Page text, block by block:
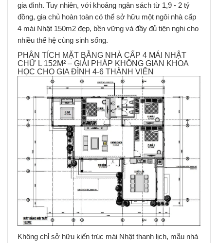
gia đình. Tuy nhiên, với khoảng ngân sách từ 1,9 - 2 tỷ
đồng, gia chủ hoàn toàn có thể sở hữu một ngôi nhà cấp
4 mái Nhật 150m2 đẹp, bền vững và đầy đủ tiện nghi cho
nhiều thế hệ cùng sinh sống.
PHÂN TÍCH MẶT BẰNG NHÀ CẤP 4 MÁI NHẬT
CHỮ L 152M² – GIẢI PHÁP KHÔNG GIAN KHOA
HỌC CHO GIA ĐÌNH 4-6 THÀNH VIÊN
Không chỉ sở hữu kiến trúc mái Nhật thanh lịch, mẫu nhà